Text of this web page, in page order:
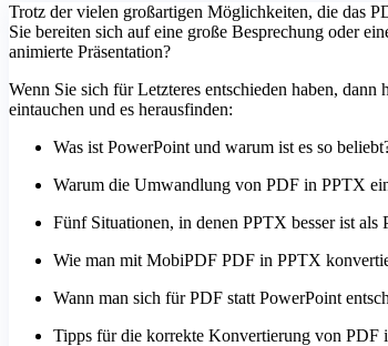
Trotz der vielen großartigen Möglichkeiten, die das
Sie bereiten sich auf eine große Besprechung oder
animierte Präsentation?
Wenn Sie sich für Letzteres entschieden haben,
eintauchen und es herausfinden:
Was ist PowerPoint und warum ist es so
Warum die Umwandlung von PDF in PPTX
Fünf Situationen, in denen PPTX besser ist als
Wie man mit MobiPDF PDF in PPTX
Wann man sich für PDF statt PowerPoint
Tipps für die korrekte Konvertierung von PDF